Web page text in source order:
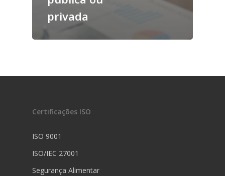
privada
Certificações ISO
ISO 9001
ISO/IEC 27001
Segurança Alimentar